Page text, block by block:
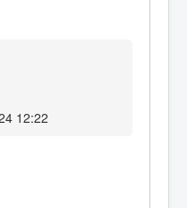
12:22